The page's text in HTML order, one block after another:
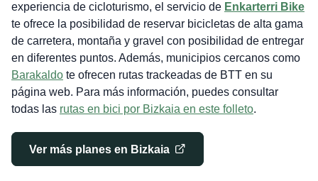
experiencia de cicloturismo, el servicio de Enkarterri Bike
te ofrece la posibilidad de reservar bicicletas de alta gama
de carretera, montaña y gravel con posibilidad de entregar
en diferentes puntos. Además, municipios cercanos como
Barakaldote ofrecen rutas trackeadas de BTT en su
página web. Para más información, puedes consultar
todas las rutas en bici por Bizkaia en este folleto.
Ver más planes en Bizkaia